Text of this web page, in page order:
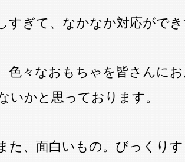
すぎて、なかなか対応がで
色々なおもちゃを皆さんに
いかと思っております。
た、面白いもの。びっくり